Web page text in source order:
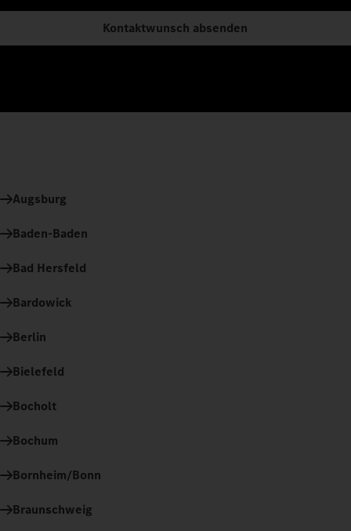
Kontaktwunsch absenden
Augsburg
Baden-Baden
Bad Hersfeld
Bardowick
Berlin
Bielefeld
Bocholt
Bochum
Bornheim/Bonn
Braunschweig